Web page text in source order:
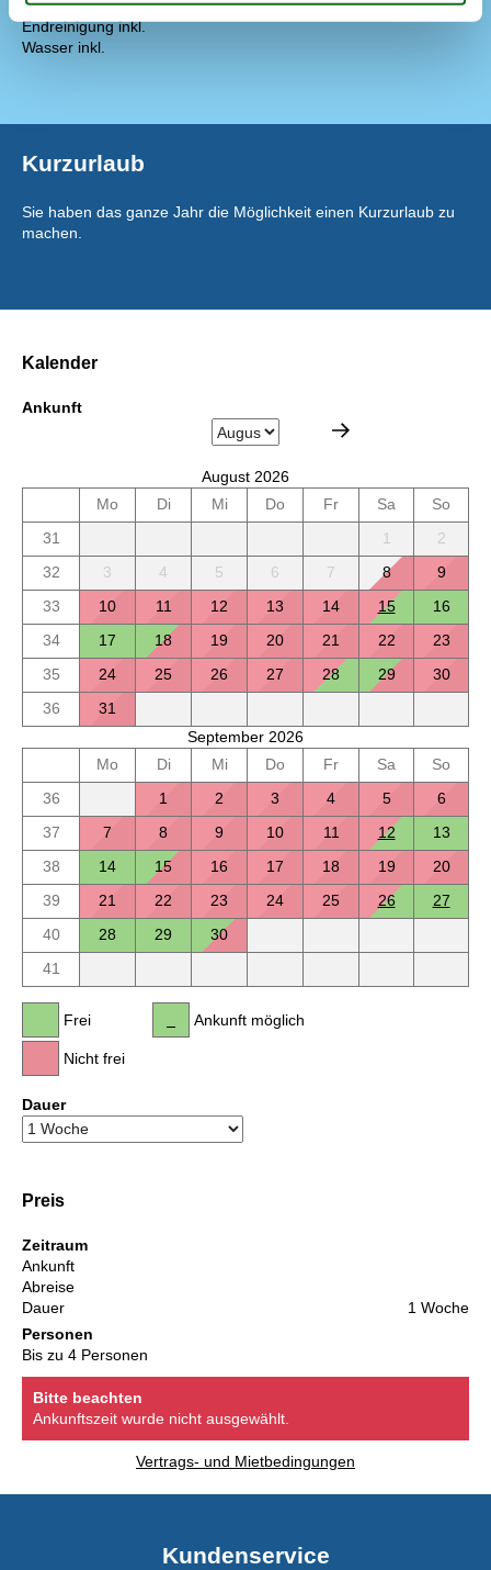
Preis inbegriffen
Endreinigung inkl.
Wasser inkl.
Kurzurlaub
Sie haben das ganze Jahr die Möglichkeit einen Kurzurlaub zu
machen.
Kalender
Ankunft
August 2026
Mo
Di Mi Do Fr Sa
So
31
1
2
32
3 4 5 6 7 8
9
33
10 11 12 13 14 15
16
34
17 18 19 20 21 22
23
35
24 25 26 27 28 29
30
36
31
September 2026
Mo
Di Mi Do Fr Sa
So
36
1 2 3 4 5
6
37
7 8 9 10 11 12
13
38
14 15 16 17 18 19
20
39
21 22 23 24 25 26
27
40
28 29
30
41
Frei
Nicht frei
Ankunft möglich
Dauer
Preis
Zeitraum
Ankunft
Abreise
Dauer
1 Woche
Personen
Bis zu 4 Personen
Bitte beachten
Ankunftszeit wurde nicht ausgewählt.
Vertrags- und Mietbedingungen
Kundenservice